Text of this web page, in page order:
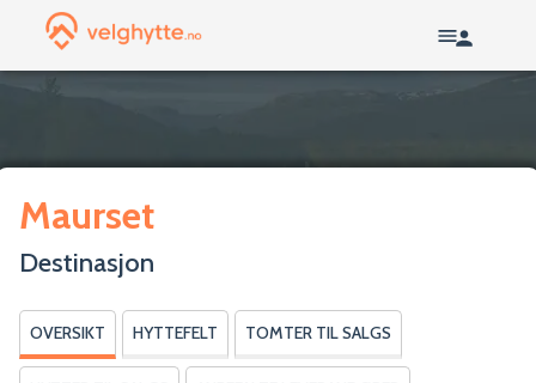
Maurset
Destinasjon
OVERSIKT HYTTEFELT TOMTER TIL SALGS